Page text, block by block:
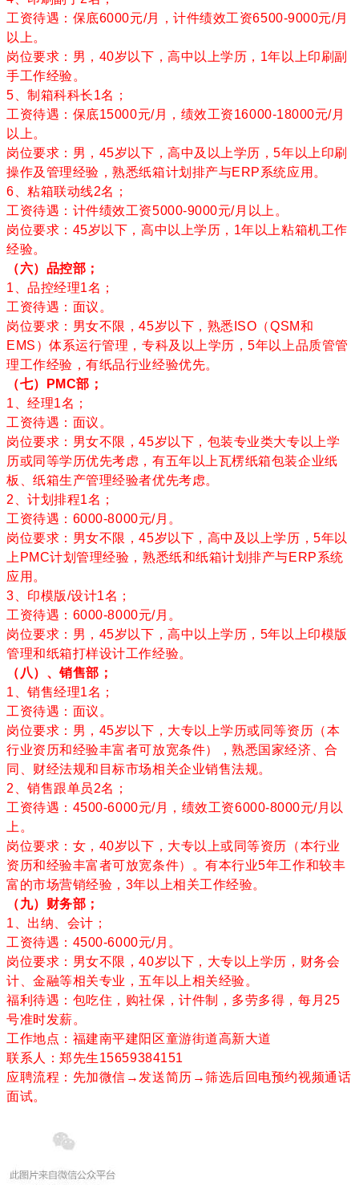
工资待遇：保底6000元/月，计件绩效工资6500-9000元/月
以上。
岗位要求：男，40岁以下，高中以上学历，1年以上印刷副
手工作经验。
5、制箱科科长1名；
工资待遇：保底15000元/月，绩效工资16000-18000元/月
以上。
岗位要求：男，45岁以下，高中及以上学历，5年以上印刷
操作及管理经验，熟悉纸箱计划排产与ERP系统应用。
6、粘箱联动线2名；
工资待遇：计件绩效工资5000-9000元/月以上。
岗位要求：45岁以下，高中以上学历，1年以上粘箱机工作
经验。
（六）品控部；
1、品控经理1名；
工资待遇：面议。
岗位要求：男女不限，45岁以下，熟悉ISO（QSM和
EMS）体系运行管理，专科及以上学历，5年以上品质管管
理工作经验，有纸品行业经验优先。
（七）PMC部；
1、经理1名；
工资待遇：面议。
岗位要求：男女不限，45岁以下，包装专业类大专以上学
历或同等学历优先考虑，有五年以上瓦楞纸箱包装企业纸
板、纸箱生产管理经验者优先考虑。
2、计划排程1名；
工资待遇：6000-8000元/月。
岗位要求：男女不限，45岁以下，高中及以上学历，5年以
上PMC计划管理经验，熟悉纸和纸箱计划排产与ERP系统
应用。
3、印模版/设计1名；
工资待遇：6000-8000元/月。
岗位要求：男，45岁以下，高中以上学历，5年以上印模版
管理和纸箱打样设计工作经验。
（八）、销售部；
1、销售经理1名；
工资待遇：面议。
岗位要求：男，45岁以下，大专以上学历或同等资历（本
行业资历和经验丰富者可放宽条件），熟悉国家经济、合
同、财经法规和目标市场相关企业销售法规。
2、销售跟单员2名；
工资待遇：4500-6000元/月，绩效工资6000-8000元/月以
上。
岗位要求：女，40岁以下，大专以上或同等资历（本行业
资历和经验丰富者可放宽条件）。有本行业5年工作和较丰
富的市场营销经验，3年以上相关工作经验。
（九）财务部；
1、出纳、会计；
工资待遇：4500-6000元/月。
岗位要求：男女不限，40岁以下，大专以上学历，财务会
计、金融等相关专业，五年以上相关经验。
福利待遇：包吃住，购社保，计件制，多劳多得，每月25
号准时发薪。
工作地点：福建南平建阳区童游街道高新大道
联系人：郑先生15659384151
应聘流程：先加微信→发送简历→筛选后回电预约视频通话
面试。